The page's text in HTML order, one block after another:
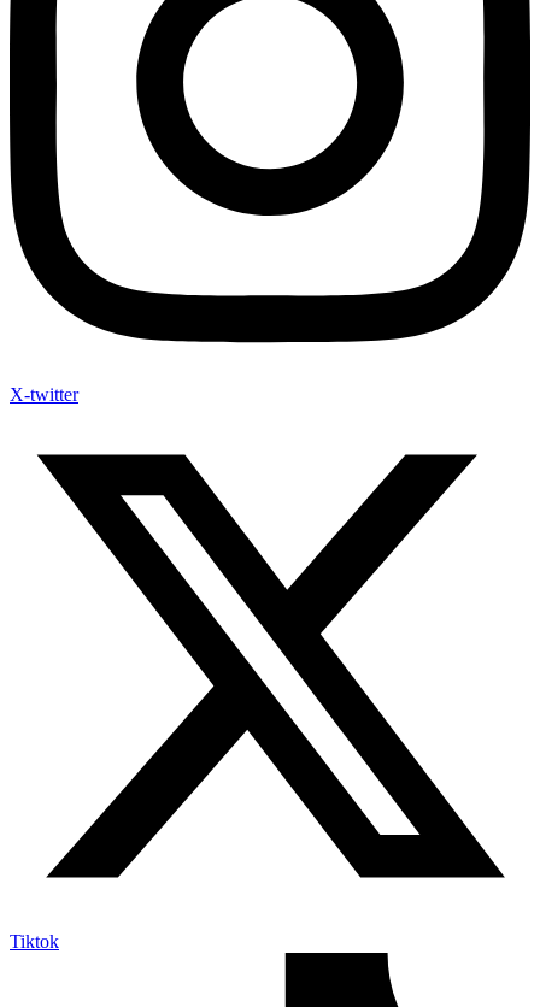
X-twitter
Tiktok